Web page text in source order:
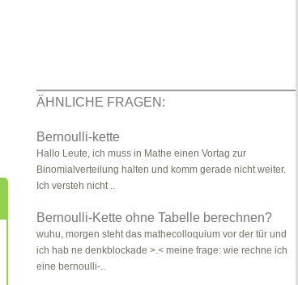
ÄHNLICHE FRAGEN:
Bernoulli-kette
Hallo Leute, ich muss in Mathe einen Vortag zur
Binomialverteilung halten und komm gerade nicht weiter.
Ich versteh nicht ..
Bernoulli-Kette ohne Tabelle berechnen?
wuhu, morgen steht das mathecolloquium vor der tür und
ich hab ne denkblockade >.< meine frage: wie rechne ich
eine bernoulli-..